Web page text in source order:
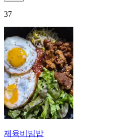
37
제육비빔밥